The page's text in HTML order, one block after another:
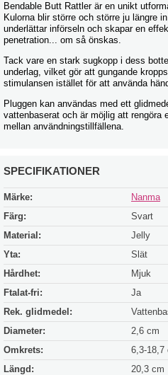
Bendable Butt Rattler är en unikt
Kulorna blir större och större ju längre
underlättar införseln och skapar en
penetration... om så önskas.
Tack vare en stark sugkopp i dess
underlag, vilket gör att gungande
stimulansen istället för att använda
Pluggen kan användas med ett
vattenbaserat och är möjlig att rengöra
mellan användningstillfällena.
SPECIFIKATIONER
Märke:
Nanma
Färg:
Svart
Material:
Jelly
Yta:
Slät
Hårdhet:
Mjuk
Ftalat-fri:
Ja
Rek. glidmedel:
Diameter:
2,6 cm
Omkrets:
6,3-18,7
Längd:
20,3 cm